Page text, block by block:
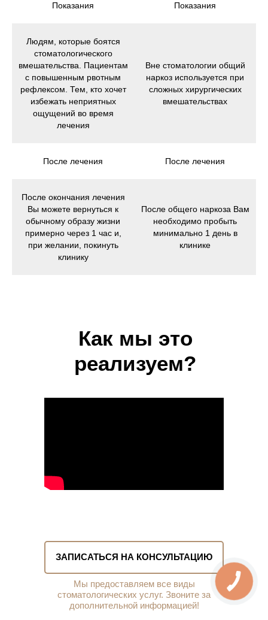
Показания Показания
Людям, которые боятся
стоматологического
вмешательства. Пациентам
с повышенным рвотным
рефлексом. Тем, кто хочет
избежать неприятных
ощущений во время
лечения
Вне стоматологии общий
наркоз используется при
сложных хирургических
вмешательствах
После лечения После лечения
После окончания лечения
Вы можете вернуться к
обычному образу жизни
примерно через 1 час и,
при желании, покинуть
клинику
После общего наркоза Вам
необходимо пробыть
минимально 1 день в
клинике
Как мы это
реализуем?
ЗАПИСАТЬСЯ НА КОНСУЛЬТАЦИЮ
Мы предоставляем все виды
стоматологических услуг. Звоните за
дополнительной информацией!